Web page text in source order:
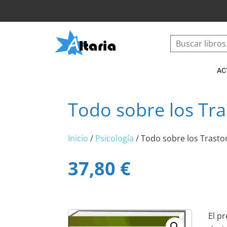
Todo sobre los
Inicio / Psicología / Todo sobre los
37,80 €
El